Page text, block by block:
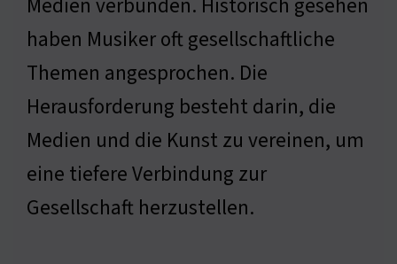
haben Musiker oft gesellschaftliche
Themen angesprochen. Die
Herausforderung besteht darin, die
Medien und die Kunst zu vereinen, um
eine tiefere Verbindung zur
Gesellschaft herzustellen.